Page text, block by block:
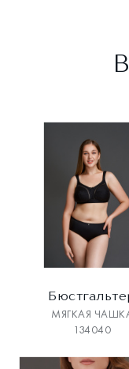
МЯГКАЯ
134040